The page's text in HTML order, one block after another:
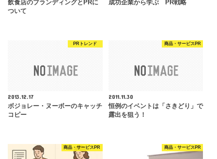
飲食店のブランディングとPRに
ついて
成功企業から学ぶ PR戦略
PRトレンド
2013.12.17
ボジョレー・ヌーボーのキャッチ
コピー
商品・サービスPR
2011.11.30
恒例のイベントは「さきどり」で
露出を狙う！
商品・サービスPR 商品・サービスPR